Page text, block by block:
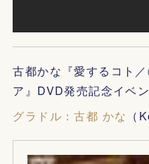
古都かな『愛するコト
ア』DVD発売記念イベ
グラドル：古都 かな （